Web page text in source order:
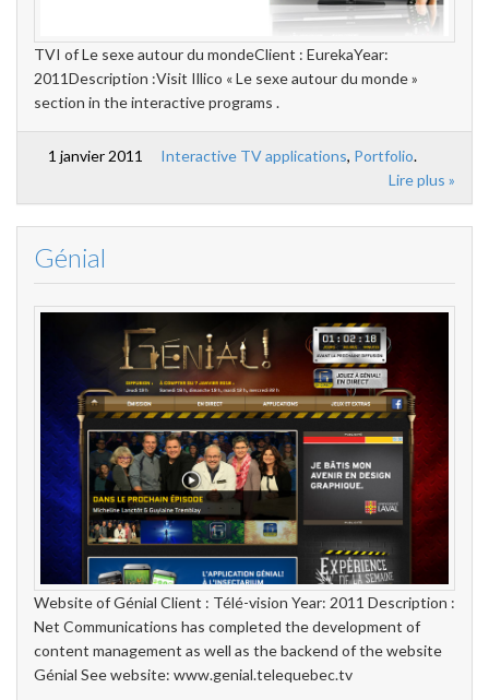
TVI of Le sexe autour du mondeClient : EurekaYear:
2011Description :Visit Illico « Le sexe autour du monde »
section in the interactive programs .
1 janvier 2011 Interactive TV applications, Portfolio.
Lire plus »
Génial
Website of Génial Client : Télé-vision Year: 2011 Description :
Net Communications has completed the development of
content management as well as the backend of the website
Génial See website: www.genial.telequebec.tv